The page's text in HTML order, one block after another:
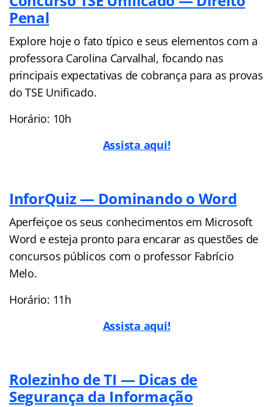
Penal
Explore hoje o fato típico e seus elementos com a
professora Carolina Carvalhal, focando nas
principais expectativas de cobrança para as provas
do TSE Unificado.
Horário: 10h
Assista aqui!
InforQuiz — Dominando o Word
Aperfeiçoe os seus conhecimentos em Microsoft
Word e esteja pronto para encarar as questões de
concursos públicos com o professor Fabrício
Melo.
Horário: 11h
Assista aqui!
Rolezinho de TI — Dicas de
Segurança da Informação